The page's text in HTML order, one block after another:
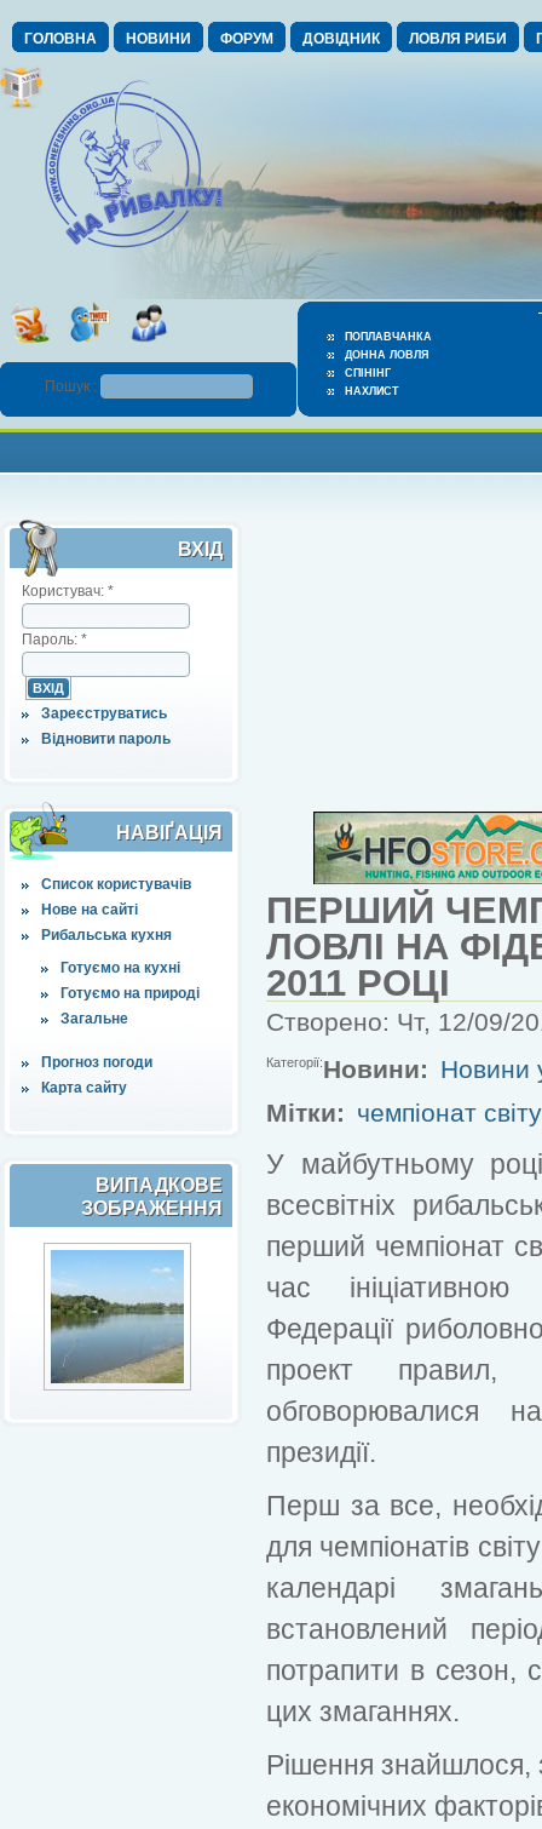
ГОЛОВНА НОВИНИ ФОРУМ ДОВІДНИК ЛОВЛЯ РИБИ
ПОПЛАВЧАНКА
ДОННА ЛОВЛЯ
СПІНІНГ
НАХЛИСТ
Пошук :
ВХІД
Користувач: *
Пароль: *
Зареєструватись
Відновити пароль
НАВІҐАЦІЯ
Список користувачів
Нове на сайті
Рибальська кухня
Готуємо на кухні
Готуємо на природі
Загальне
Прогноз погоди
Карта сайту
ВИПАДКОВЕ
ЗОБРАЖЕННЯ
ПЕРШИЙ
ЛОВЛІ НА
2011 РОЦІ
Створено: Чт, 12/09/
Категорії:Новини: Новини
Мітки: чемпіонат світу
У майбутньому
всесвітніх
перший чемпіонат
час
Федерації
проект правил,
обговорювалися
президії.
Перш за все,
для чемпіонатів
календарі
встановлений
потрапити в сезон,
цих змаганнях.
Рішення знайшлося,
економічних